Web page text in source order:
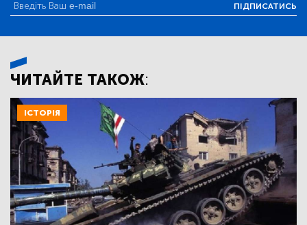
ПІДПИСАТИСЬ
ЧИТАЙТЕ ТАКОЖ:
ІСТОРІЯ